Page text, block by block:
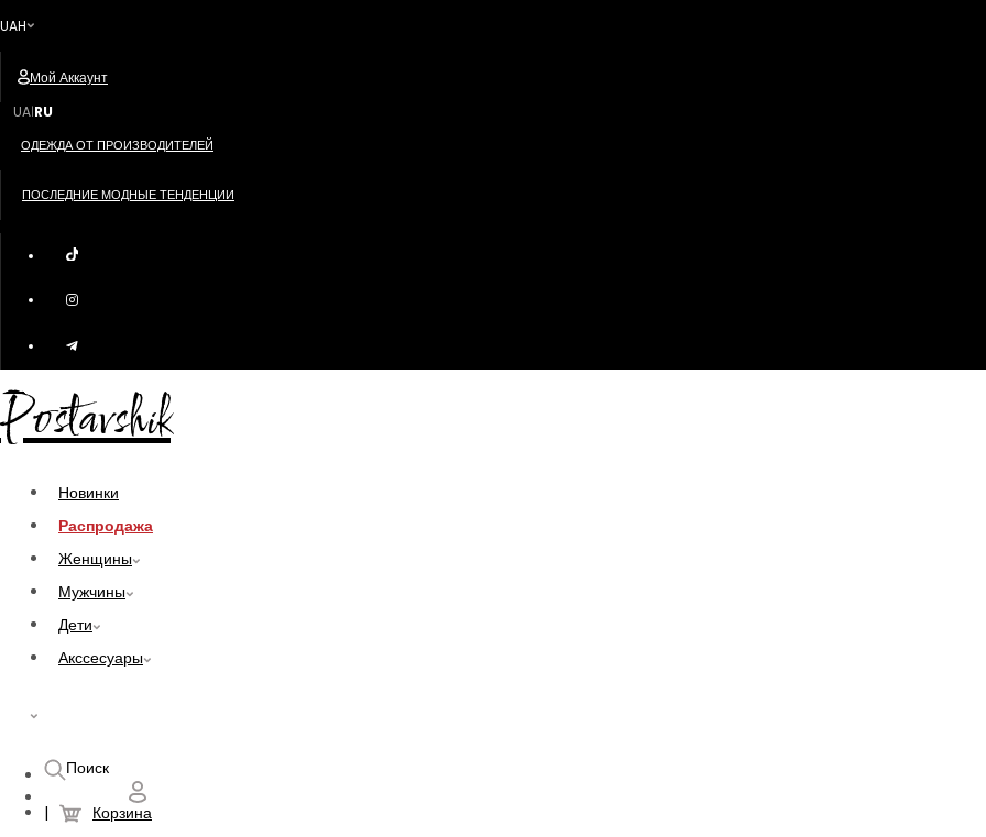
UAH
Мой Аккаунт
UA|RU
ОДЕЖДА ОТ ПРОИЗВОДИТЕЛЕЙ
ПОСЛЕДНИЕ МОДНЫЕ ТЕНДЕНЦИИ
Postavshik
Новинки
Распродажа
Женщины
Мужчины
Дети
Акссесуары
Поиск
Корзина